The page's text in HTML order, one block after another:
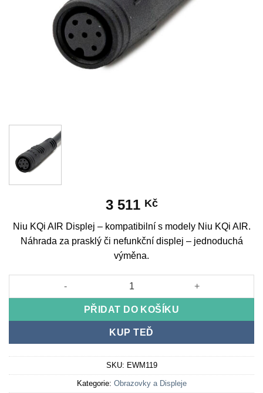
3 511 Kč
Niu KQi AIR Displej – kompatibilní s modely Niu KQi AIR.
Náhrada za prasklý či nefunkční displej – jednoduchá
výměna.
PŘIDAT DO KOŠÍKU
KUP TEĎ
SKU: EWM119
Kategorie: Obrazovky a Displeje